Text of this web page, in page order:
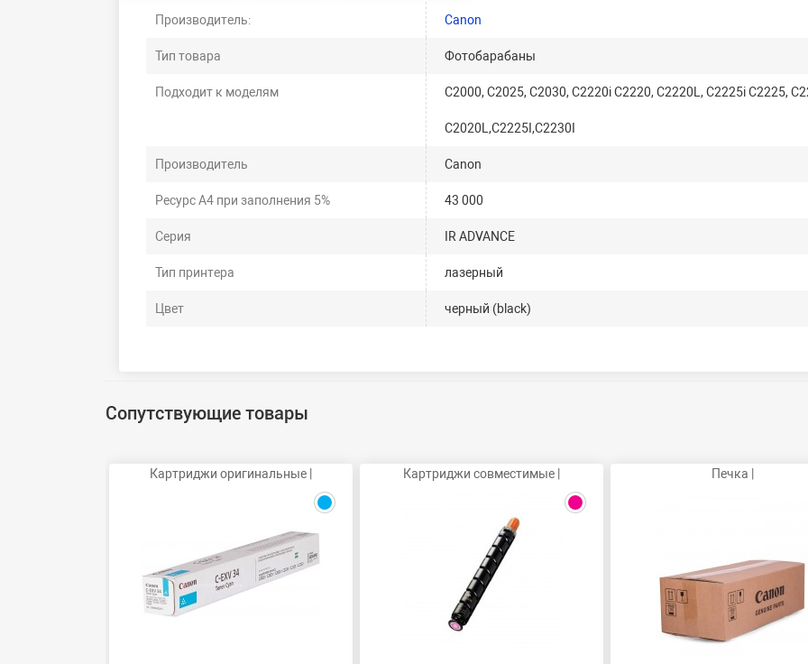
Производитель: Canon
Тип товара Фотобарабаны
Подходит к моделям C2000, C2025, C2030, C2220i C2220, C2220L, C2225i C2225,
C2020L,C2225I,C2230I
Производитель Canon
Ресурс А4 при заполнения 5% 43 000
Серия IR ADVANCE
Тип принтера лазерный
Цвет черный (black)
Сопутствующие товары
Картриджи оригинальные | Картриджи совместимые | Печка |